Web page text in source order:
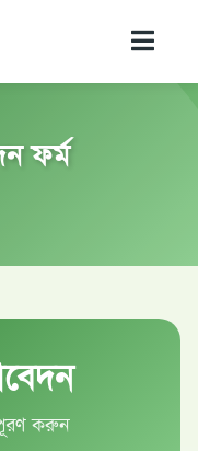
ফর্ম
করুন